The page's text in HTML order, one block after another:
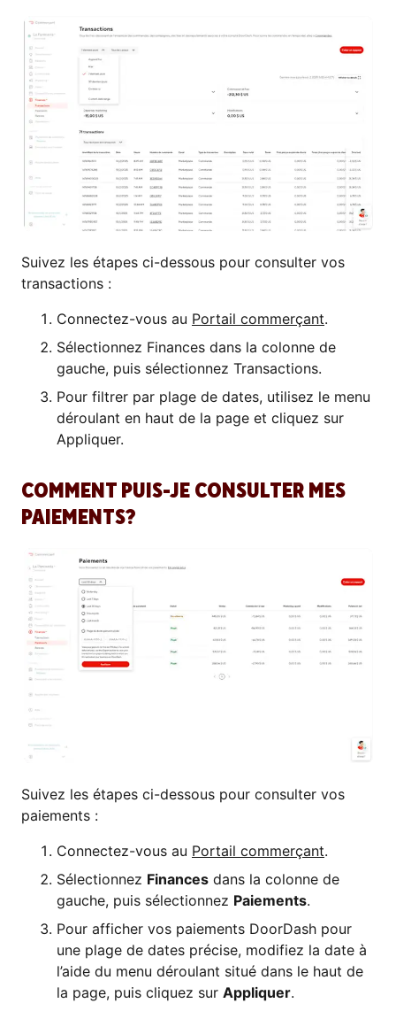
Suivez les étapes ci-dessous pour consulter vos
transactions :
Connectez-vous au Portail commerçant.
Sélectionnez Finances dans la colonne de
gauche, puis sélectionnez Transactions.
Pour filtrer par plage de dates, utilisez le menu
déroulant en haut de la page et cliquez sur
Appliquer.
COMMENT PUIS-JE CONSULTER MES
PAIEMENTS?
Suivez les étapes ci-dessous pour consulter vos
paiements :
Connectez-vous au Portail commerçant.
Sélectionnez Finances dans la colonne de
gauche, puis sélectionnez Paiements.
Pour afficher vos paiements DoorDash pour
une plage de dates précise, modifiez la date à
l’aide du menu déroulant situé dans le haut de
la page, puis cliquez sur Appliquer.